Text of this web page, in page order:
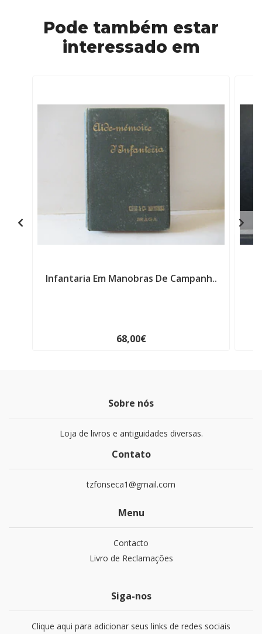
Pode também estar
interessado em
Infantaria Em Manobras De Campanh..
68,00€
Sobre nós
Loja de livros e antiguidades diversas.
Contato
tzfonseca1@gmail.com
Menu
Contacto
Livro de Reclamações
Siga-nos
Clique aqui para adicionar seus links de redes sociais